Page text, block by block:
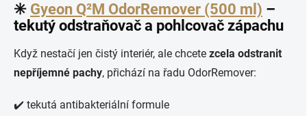
✳️ Gyeon Q²M OdorRemover (500 ml) –
tekutý odstraňovač a pohlcovač zápachu
Když nestačí jen čistý interiér, ale chcete zcela odstranit
nepříjemné pachy, přichází na řadu OdorRemover:
✔️ tekutá antibakteriální formule